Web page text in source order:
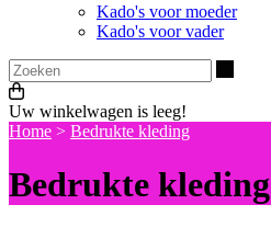
Kado's voor moeder
Kado's voor vader
Uw winkelwagen is leeg!
Home > Bedrukte kleding
Bedrukte kleding